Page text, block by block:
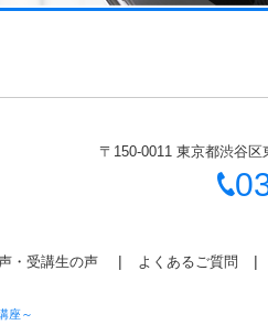
〒150-0011 東京都渋谷
・受講生の声 よくあるご質問
座～